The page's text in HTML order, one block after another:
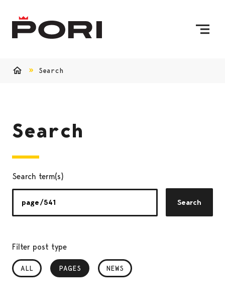
Search
Search
Search term(s)
Search
Filter post type
ALL PAGES
, SELECTED NEWS